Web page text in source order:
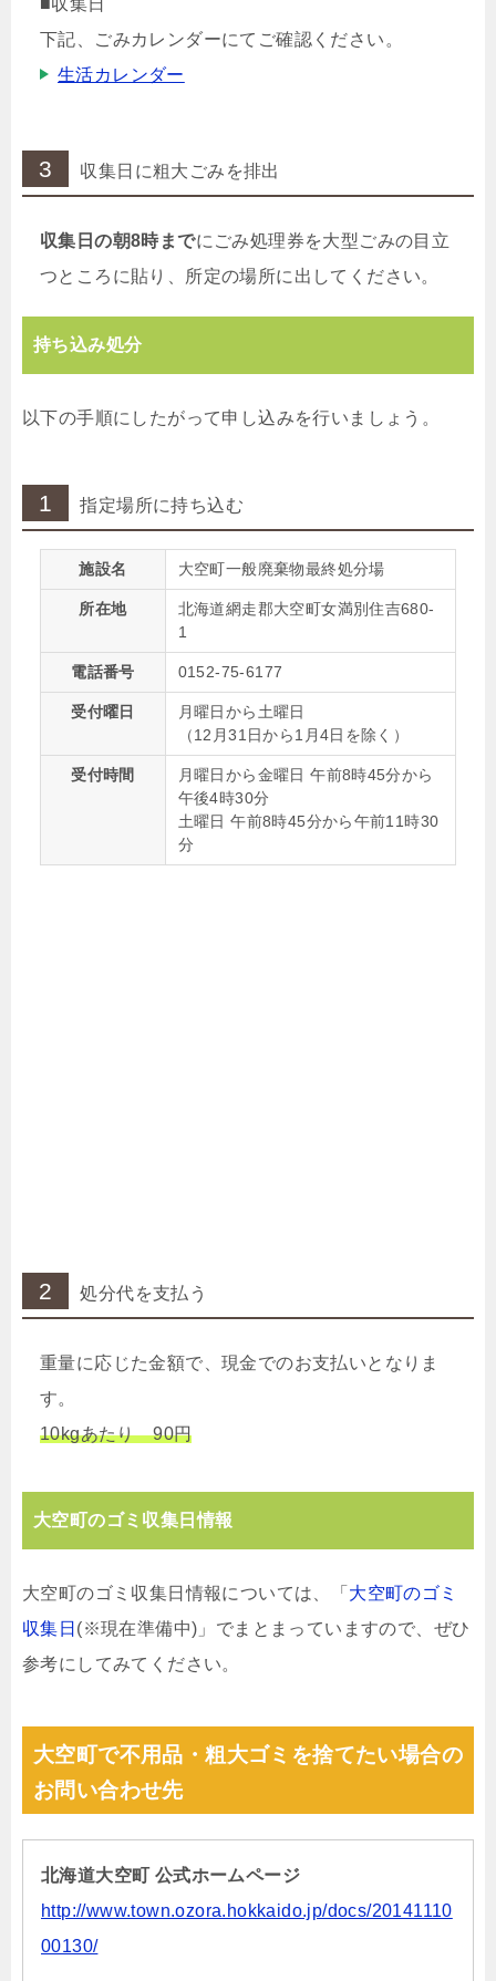
下記、ごみカレンダーにてご確認ください。
生活カレンダー
3 収集日に粗大ごみを排出
収集日の朝8時までにごみ処理券を大型ごみの目立
つところに貼り、所定の場所に出してください。
持ち込み処分
以下の手順にしたがって申し込みを行いましょう。
1 指定場所に持ち込む
施設名 大空町一般廃棄物最終処分場
所在地
北海道網走郡大空町女満別住吉680-
1
電話番号 0152-75-6177
受付曜日
月曜日から土曜日
（12月31日から1月4日を除く）
受付時間
月曜日から金曜日 午前8時45分から
午後4時30分
土曜日 午前8時45分から午前11時30
分
2 処分代を支払う
重量に応じた金額で、現金でのお支払いとなりま
す。
10kgあたり 90円
大空町のゴミ収集日情報
大空町のゴミ収集日情報については、「 大空町のゴミ
収集日 (※現在準備中)」でまとまっていますので、ぜひ
参考にしてみてください。
大空町で不用品・粗大ゴミを捨てたい場合の
お問い合わせ先
北海道大空町 公式ホームページ
http://www.town.ozora.hokkaido.jp/docs/20141110
00130/